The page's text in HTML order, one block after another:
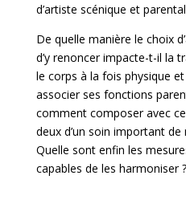
d’artiste scénique et
De quelle manière le choix
d’y renoncer impacte-t-il la
le corps à la fois physique et
associer ses fonctions
comment composer avec
deux d’un soin important
Quelle sont enfin les
capables de les harmoniser ?